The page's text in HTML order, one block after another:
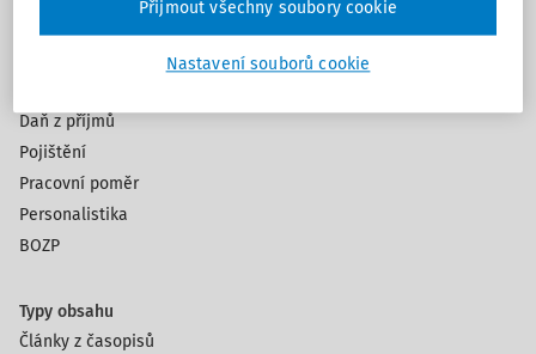
Daň z příjmů
Pojištění
Pracovní poměr
Personalistika
BOZP
Typy obsahu
Články z časopisů
Nastavení souborů cookie
Přijmout všechny soubory cookie